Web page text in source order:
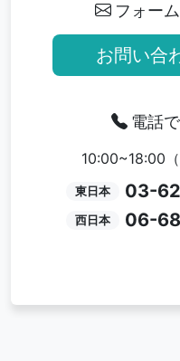
フォー
お問い合
電話
10:00~18:00
東日本 03-
西日本 06-